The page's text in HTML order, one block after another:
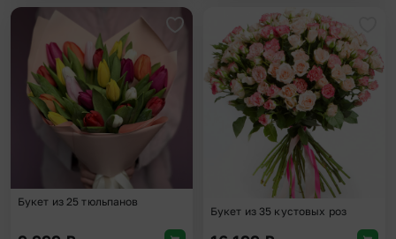
Добавить в избранное
Букет из 25 тюльпанов
Букет из 35 кустовых роз